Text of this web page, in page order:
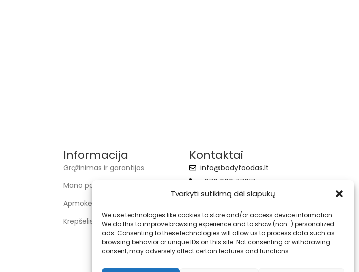
Tvarkyti sutikimą dėl slapukų
We use technologies like cookies to store and/or access device information.
We do this to improve browsing experience and to show (non-) personalized
ads. Consenting to these technologies will allow us to process data such as
browsing behavior or unique IDs on this site. Not consenting or withdrawing
consent, may adversely affect certain features and functions.
Informacija
Grąžinimas ir garantijos
Mano paskyra
Apmokėjimas
Krepšelis
Kontaktai
info@bodyfoodas.lt
+370 600 77017